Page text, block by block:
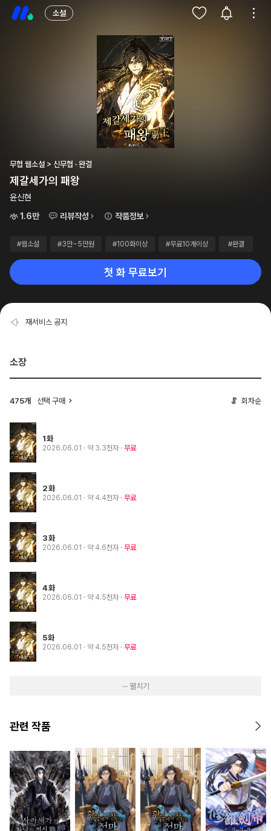
소설
무협 웹소설 > 신무협 · 완결
제갈세가의 패왕
윤신현
1.6만
리뷰작성 작품정보
#웹소설 #3만~5만원 #100화이상 #무료10개이상 #완결
첫 화 무료보기
재서비스 공지
소장
475개 선택 구매 회차순
1화
2026.06.01 · 약 3.3천자 무료
2화
2026.06.01 · 약 4.4천자 무료
3화
2026.06.01 · 약 4.6천자 무료
4화
2026.06.01 · 약 4.5천자 무료
5화
2026.06.01 · 약 4.5천자 무료
··· 펼치기
관련 작품